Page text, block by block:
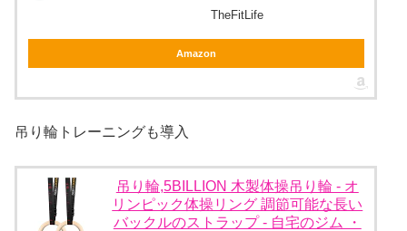
TheFitLife
Amazon
吊り輪トレーニングも導入
吊り輪,5BILLION 木製体操吊り輪 - オ
リンピック体操リング 調節可能な長い
バックルのストラップ - 自宅のジム ・